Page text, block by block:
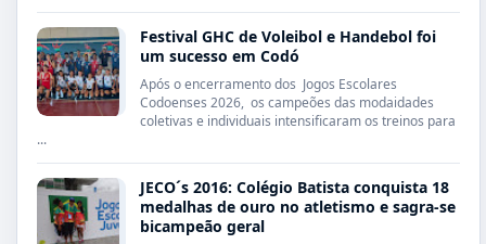
Festival GHC de Voleibol e Handebol foi
um sucesso em Codó
Após o encerramento dos Jogos Escolares
Codoenses 2026, os campeões das modaidades
coletivas e individuais intensificaram os treinos para
...
JECO´s 2016: Colégio Batista conquista 18
medalhas de ouro no atletismo e sagra-se
bicampeão geral